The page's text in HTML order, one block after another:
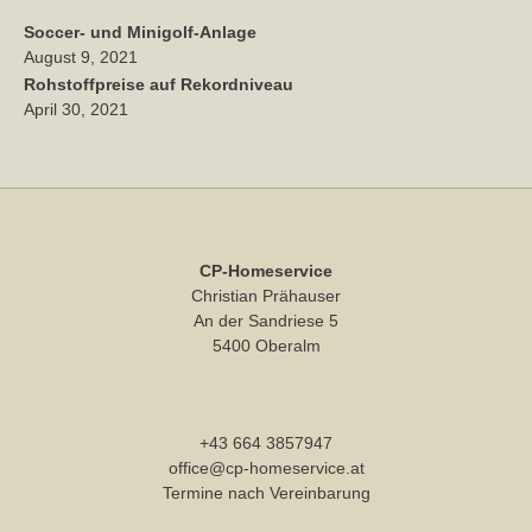
Soccer- und Minigolf-Anlage
August 9, 2021
Rohstoffpreise auf Rekordniveau
April 30, 2021
CP-Homeservice
Christian Prähauser
An der Sandriese 5
5400 Oberalm
+43 664 3857947
office@cp-homeservice.at
Termine nach Vereinbarung